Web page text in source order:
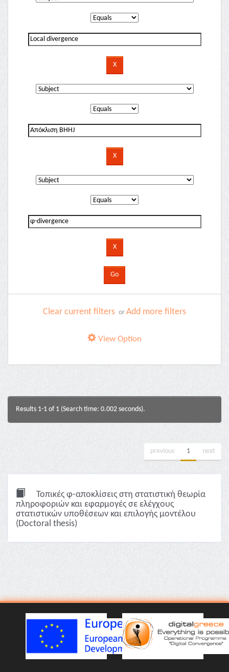
Clear current filters or Add more filters
View Option
Results 1-1 of 1 (Search time: 0.002 seconds).
previous 1 next
Τοπικές φ-αποκλίσεις στη στατιστική θεωρία
πληροφοριών και εφαρμογές σε ελέγχους
στατιστικών υποθέσεων και επιλογής μοντέλου
(Doctoral thesis)